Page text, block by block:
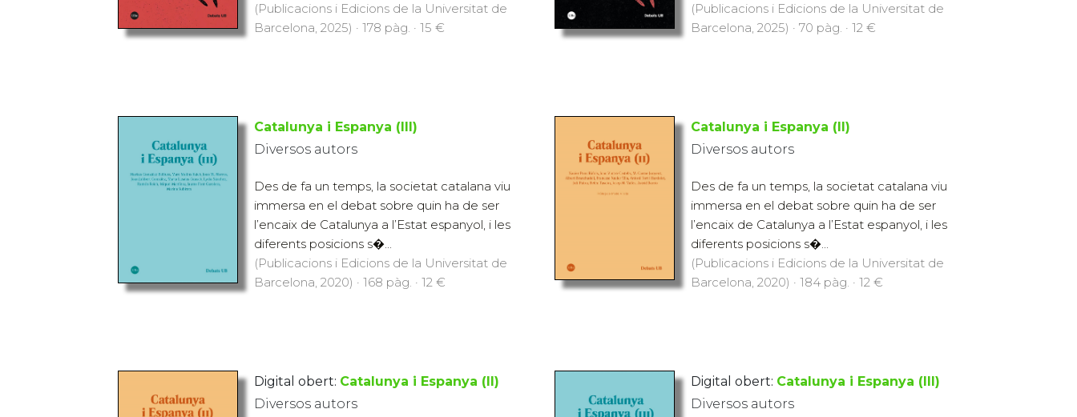
(Publicacions i Edicions de la Universitat de
Barcelona, 2025) · 178 pàg. · 15 €
(Publicacions i Edicions de la Universitat de
Barcelona, 2025) · 70 pàg. · 12 €
Catalunya i Espanya (III)
Diversos autors
Des de fa un temps, la societat catalana viu
immersa en el debat sobre quin ha de ser
l’encaix de Catalunya a l’Estat espanyol, i les
diferents posicions s�...
(Publicacions i Edicions de la Universitat de
Barcelona, 2020) · 168 pàg. · 12 €
Catalunya i Espanya (II)
Diversos autors
Des de fa un temps, la societat catalana viu
immersa en el debat sobre quin ha de ser
l’encaix de Catalunya a l’Estat espanyol, i les
diferents posicions s�...
(Publicacions i Edicions de la Universitat de
Barcelona, 2020) · 184 pàg. · 12 €
Digital obert: Catalunya i Espanya (II)
Diversos autors
Digital obert: Catalunya i Espanya (III)
Diversos autors